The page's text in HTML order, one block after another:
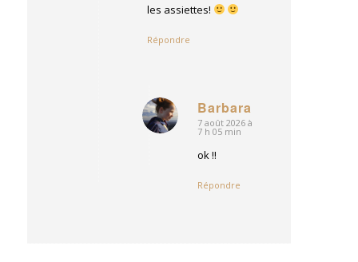
les assiettes!
Répondre
Barbara
dit
7 août 2026 à
7 h 05 min
ok !!
Répondre